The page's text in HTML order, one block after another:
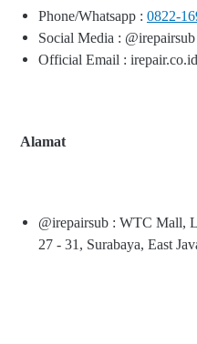
Phone/Whatsapp : 0822-
Social Media : @irepairsub
Official Email :
Alamat
@irepairsub : WTC Mall,
27 - 31, Surabaya, East